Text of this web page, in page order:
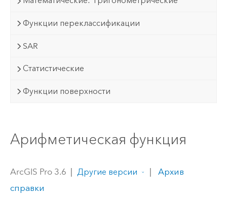
Функции переклассификации
SAR
Статистические
Функции поверхности
Арифметическая функция
ArcGIS Pro 3.6 | Другие версии |
Архив
справки